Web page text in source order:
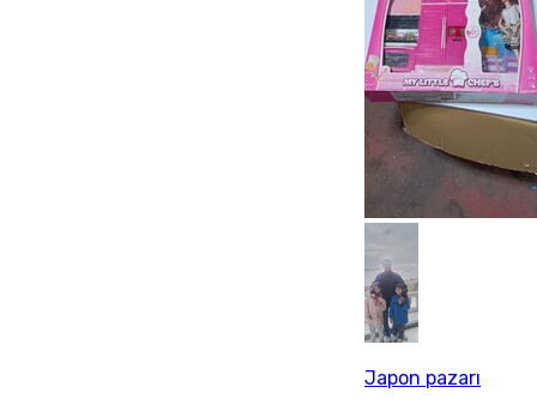
Japon pazarı